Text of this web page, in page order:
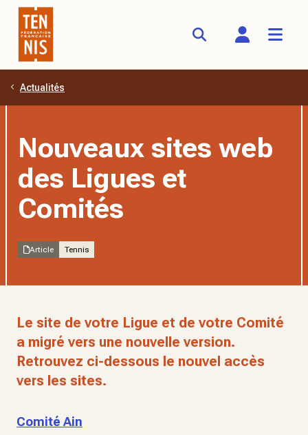
Aller au contenu principal
Actualités
Nouveaux sites web
des Ligues et
Comités
Article Tennis
Le site de votre Ligue et de votre Comité
a migré vers une nouvelle version.
Retrouvez ci-dessous le nouvel accès
vers les sites.
Comité Ain